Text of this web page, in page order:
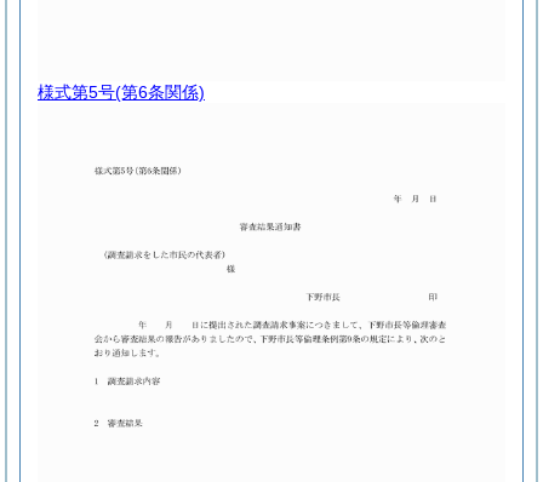
様式第5号(第6条関係)